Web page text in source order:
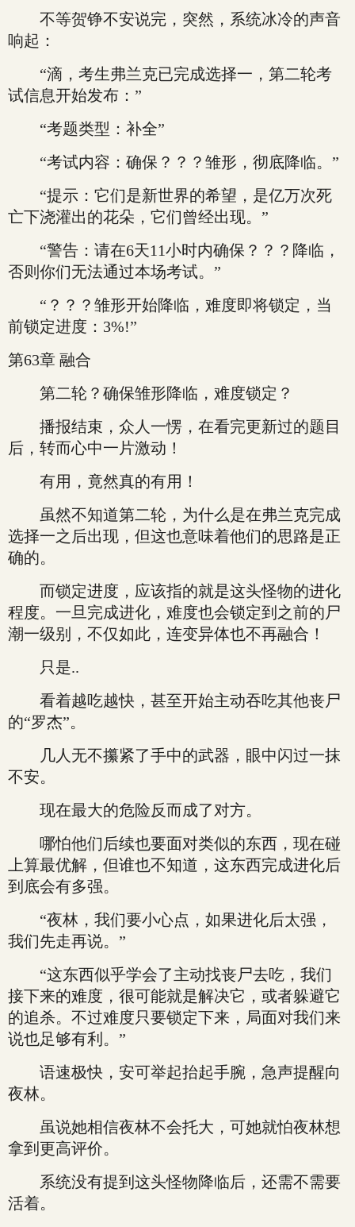
不等贺铮不安说完，突然，系统冰冷的声音
响起：
“滴，考生弗兰克已完成选择一，第二轮考
试信息开始发布：”
“考题类型：补全”
“考试内容：确保？？？雏形，彻底降临。”
“提示：它们是新世界的希望，是亿万次死
亡下浇灌出的花朵，它们曾经出现。”
“警告：请在6天11小时内确保？？？降临，
否则你们无法通过本场考试。”
“？？？雏形开始降临，难度即将锁定，当
前锁定进度：3%!”
第63章 融合
第二轮？确保雏形降临，难度锁定？
播报结束，众人一愣，在看完更新过的题目
后，转而心中一片激动！
有用，竟然真的有用！
虽然不知道第二轮，为什么是在弗兰克完成
选择一之后出现，但这也意味着他们的思路是正
确的。
而锁定进度，应该指的就是这头怪物的进化
程度。一旦完成进化，难度也会锁定到之前的尸
潮一级别，不仅如此，连变异体也不再融合！
只是..
看着越吃越快，甚至开始主动吞吃其他丧尸
的“罗杰”。
几人无不攥紧了手中的武器，眼中闪过一抹
不安。
现在最大的危险反而成了对方。
哪怕他们后续也要面对类似的东西，现在碰
上算最优解，但谁也不知道，这东西完成进化后
到底会有多强。
“夜林，我们要小心点，如果进化后太强，
我们先走再说。”
“这东西似乎学会了主动找丧尸去吃，我们
接下来的难度，很可能就是解决它，或者躲避它
的追杀。不过难度只要锁定下来，局面对我们来
说也足够有利。”
语速极快，安可举起抬起手腕，急声提醒向
夜林。
虽说她相信夜林不会托大，可她就怕夜林想
拿到更高评价。
系统没有提到这头怪物降临后，还需不需要
活着。